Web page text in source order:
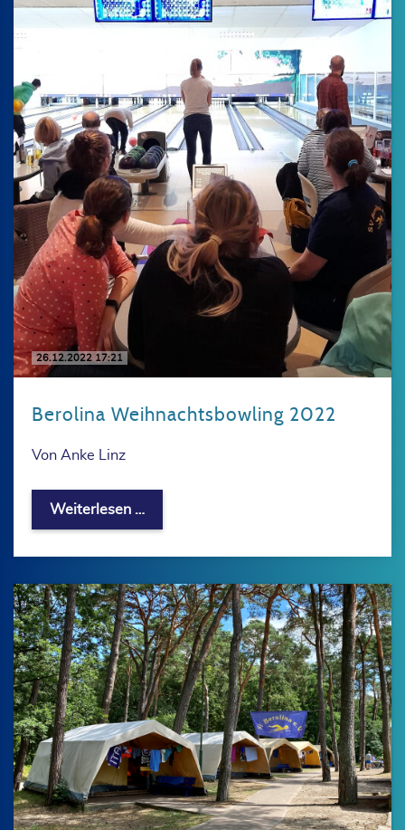
26.12.2022 17:21
Berolina Weihnachtsbowling 2022
Von Anke Linz
Weiterlesen …Berolina Weihnachtsbowling 2022